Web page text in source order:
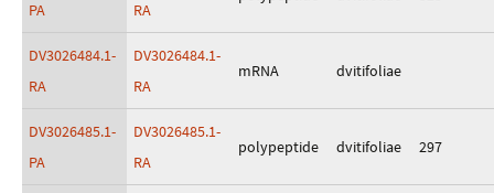
PA
RA
DV3026484.1-
RA
DV3026484.1-
RA
mRNA dvitifoliae
DV3026485.1-
PA
DV3026485.1-
RA
polypeptide dvitifoliae 297